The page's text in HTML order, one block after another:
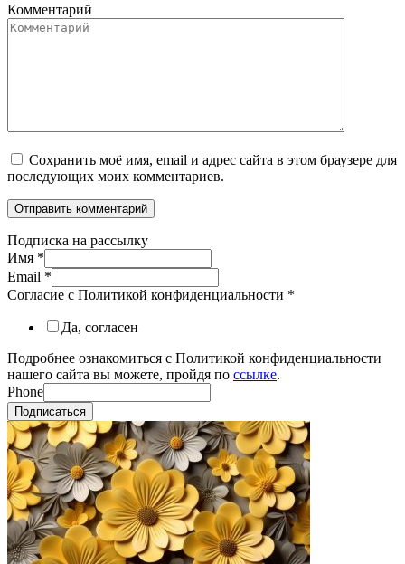
Комментарий
Сохранить моё имя, email и адрес сайта в этом браузере для
последующих моих комментариев.
Подписка на рассылку
Имя *
Email *
Согласие с Политикой конфиденциальности *
Да, согласен
Подробнее ознакомиться с Политикой конфиденциальности
нашего сайта вы можете, пройдя по ссылке.
Phone
Подписаться